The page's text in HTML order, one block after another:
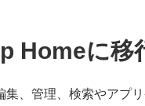
Homeに移
、管理、検索やアプ